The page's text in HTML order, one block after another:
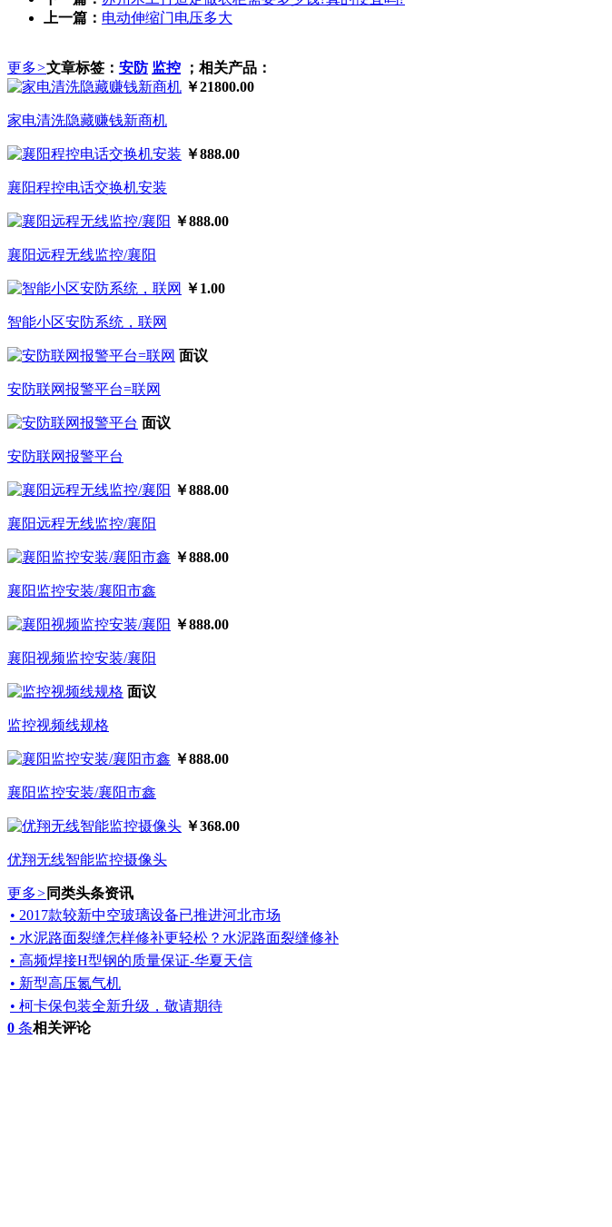
上一篇： 电动伸缩门电压多大
更多>文章标签： 安防 监控 ；相关产品：
￥21800.00
家电清洗隐藏赚钱新商机
￥888.00
襄阳程控电话交换机安装
￥888.00
襄阳远程无线监控/襄阳
￥1.00
智能小区安防系统，联网
面议
安防联网报警平台=联网
面议
安防联网报警平台
￥888.00
襄阳远程无线监控/襄阳
￥888.00
襄阳监控安装/襄阳市鑫
￥888.00
襄阳视频监控安装/襄阳
面议
监控视频线规格
￥888.00
襄阳监控安装/襄阳市鑫
￥368.00
优翔无线智能监控摄像头
更多> 同类头条资讯
• 2017款较新中空玻璃设备已推进河北市场
• 水泥路面裂缝怎样修补更轻松？水泥路面裂缝修补
• 高频焊接H型钢的质量保证-华夏天信
• 新型高压氮气机
• 柯卡保包装全新升级，敬请期待
0 条相关评论